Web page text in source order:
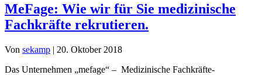
MeFage: Wie wir für Sie medizinische
Fachkräfte rekrutieren.
Von sekamp | 20. Oktober 2018
Das Unternehmen „mefage“ – Medizinische Fachkräfte-